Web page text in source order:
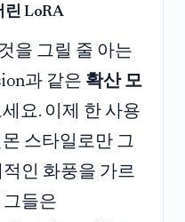
린 LoRA
을 그릴 줄 아는
과 같은 확산 모
요. 이제 한 사용
스타일로만 그
인 화풍을 가르
그들은